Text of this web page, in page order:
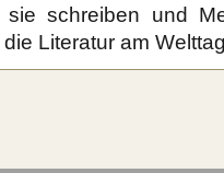
sie schreiben und
Literatur am